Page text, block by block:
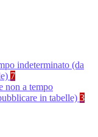
indeterminato (da
7
non a tempo
in tabelle) 3